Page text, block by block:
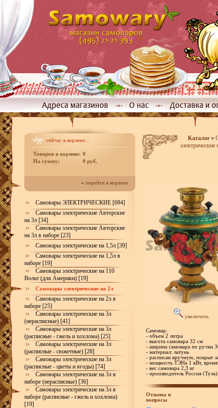
сейчас в корзине...
Товаров в корзине: 0
На сумму:
0 руб.
» перейти к корзине
Самовары ЭЛЕКТРИЧЕСКИЕ [694]
Самовары электрические Авторские
на 3л [34]
Самовары электрические Авторские
на 3л в наборе [23]
Самовары электрические на 1,5л [39]
Самовары электрические на 1,5л в
наборе [19]
Самовары электрические на 110
Вольт (для Америки) [19]
Самовары электрические на 2л
Самовары электрические на 2л в
наборе [25]
Самовары электрические на 3л
(нерасписные) [41]
Самовары электрические на 3л
(расписные - гжель и хохлома) [25]
Самовары электрические на 3л
(расписные - сюжетные) [28]
Самовары электрические на 3л
(расписные - цветы и ягоды) [74]
Самовары электрические на 3л в
наборе (нерасписные) [36]
Самовары электрические на 3л в
наборе (расписные - гжель и хохлома)
[19]
Каталог»
электрические
увеличить
Самовар:
- объем 2 литра
- высота самовара 32 см
- ширина самовара по ручки
- материал: латунь
- расписан вручную, покрыт
- мощность ТЭНа 1 кВт,
- вес самовара 2,3 кг
- производитель Россия (Тула)
Отзывы и
вопросы